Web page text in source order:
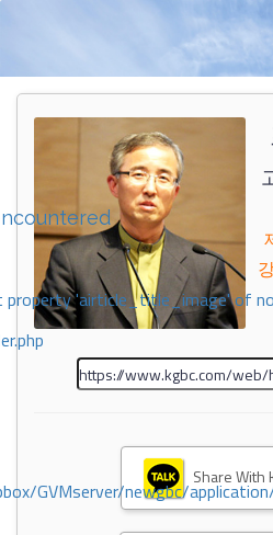
property 'airticle_title_image' of
GVMserver/newgbc/
Share With